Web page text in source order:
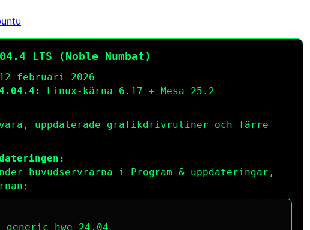
LTS (Noble Numbat)
februari 2026
Linux-kärna 6.17 + Mesa 25.2
uppdaterade grafikdrivrutiner och färre
huvudservrarna i Program & uppdateringar,
hwe-24.04